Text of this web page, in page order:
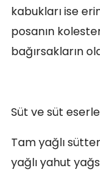
kabukları ise
posanın
bağırsakların
Süt ve süt
Tam yağlı
yağlı yahut